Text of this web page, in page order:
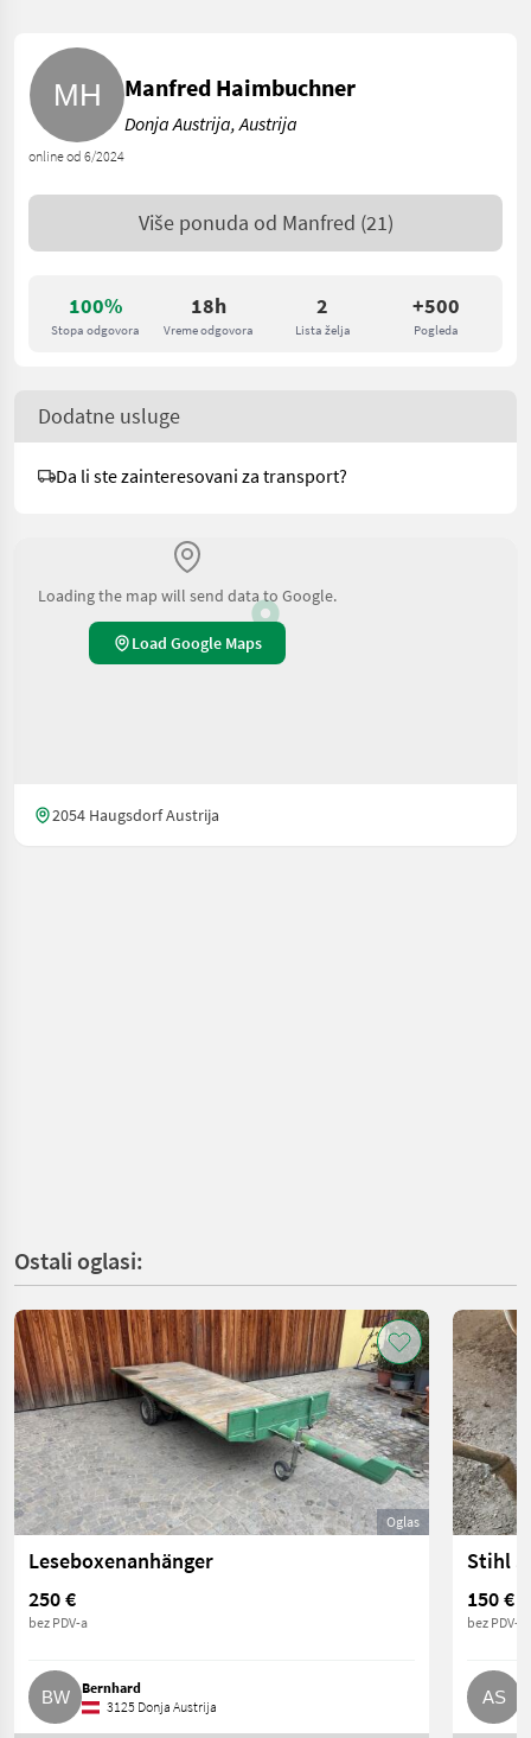
100%
Stopa odgovora
18h
Vreme odgovora
2
Lista želja
+500
Pogleda
online od 6/2024
Manfred Haimbuchner
Donja Austrija, Austrija
Više ponuda od Manfred (21)
Dodatne usluge
Da li ste zainteresovani za transport?
Loading the map will send data to Google.
Load Google Maps
2054 Haugsdorf Austrija
Ostali oglasi:
Oglas
Leseboxenanhänger
250 €
bez PDV-a
Bernhard
3125 Donja Austrija
Stihl
150 €
bez PDV-a